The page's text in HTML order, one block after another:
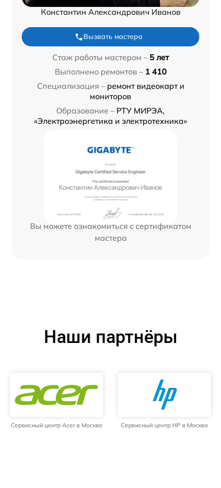
Константин Александрович Иванов
Вызвать мастера
Стаж работы мастером – 5 лет
Выполнено ремонтов – 1 410
Специализация – ремонт видеокарт и
мониторов
Образование – РТУ МИРЭА,
«Электроэнергетика и электротехника»
Вы можете ознакомиться с сертификатом
мастера
Наши партнёры
Сервисный центр Acer в Москве Сервисный центр HP в Москве